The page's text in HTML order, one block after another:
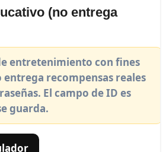
(no entrega
entretenimiento con fines
entrega recompensas reales
El campo de ID es
guarda.